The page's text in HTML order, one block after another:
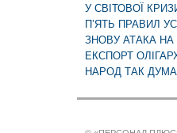
У СВІТОВОЇ
П’ЯТЬ ПРАВИЛ
ЗНОВУ АТАКА
ЕКСПОРТ
НАРОД ТАК